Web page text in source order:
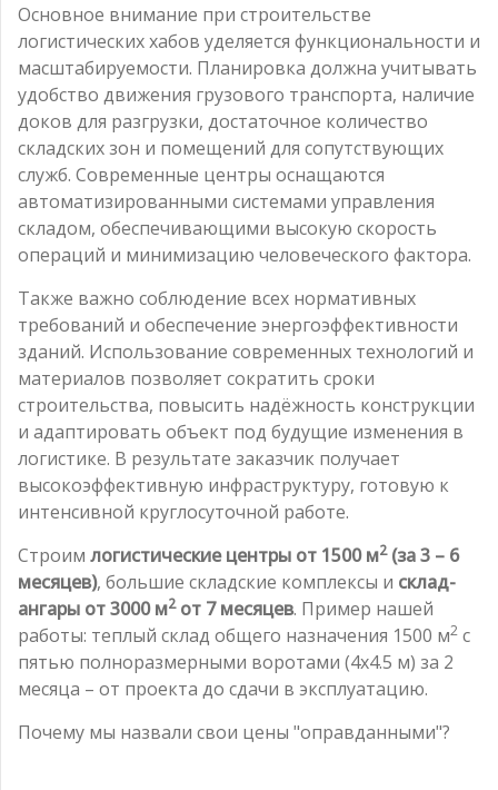
Основное внимание при строительстве
логистических хабов уделяется функциональности и
масштабируемости. Планировка должна учитывать
удобство движения грузового транспорта, наличие
доков для разгрузки, достаточное количество
складских зон и помещений для сопутствующих
служб. Современные центры оснащаются
автоматизированными системами управления
складом, обеспечивающими высокую скорость
операций и минимизацию человеческого фактора.
Также важно соблюдение всех нормативных
требований и обеспечение энергоэффективности
зданий. Использование современных технологий и
материалов позволяет сократить сроки
строительства, повысить надёжность конструкции
и адаптировать объект под будущие изменения в
логистике. В результате заказчик получает
высокоэффективную инфраструктуру, готовую к
интенсивной круглосуточной работе.
Строим логистические центры от 1500 м2(за 3 – 6
месяцев), большие складские комплексы и склад-
ангары от 3000 м2от 7 месяцев. Пример нашей
работы: теплый склад общего назначения 1500 м2 с
пятью полноразмерными воротами (4х4.5 м) за 2
месяца – от проекта до сдачи в эксплуатацию.
Почему мы назвали свои цены "оправданными"?